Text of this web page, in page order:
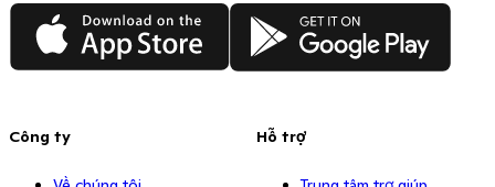
App Store Google Play
Công ty Hỗ trợ